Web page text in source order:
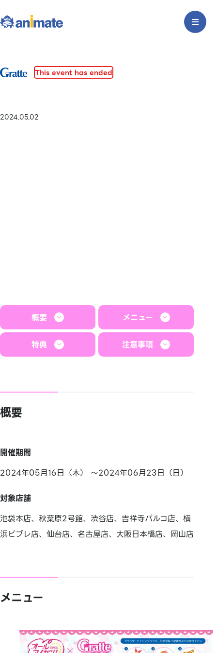
This event has ended
2024.05.02
概要 メニュー
特典 注意事項
概要
開催期間
2024年05月16日（木） ～2024年06月23日（日）
対象店舗
池袋本店、秋葉原2号館、渋谷店、吉祥寺パルコ店、横
浜ビブレ店、仙台店、名古屋店、大阪日本橋店、岡山店
メニュー